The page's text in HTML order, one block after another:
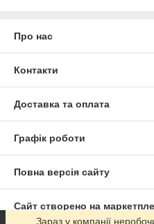
Про нас
Контакти
Доставка та оплата
Графік роботи
Повна версія сайту
Сайт створено на
Зараз у компанії